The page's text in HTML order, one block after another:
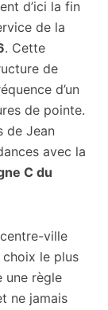
d’ici la fin
de la
. Cette
de
d’un
de pointe.
de Jean
avec la
C du
ville
le plus
une règle
ne jamais